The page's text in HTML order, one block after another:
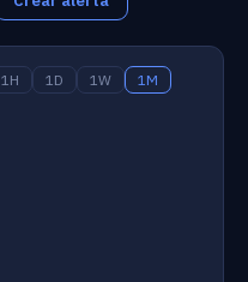
1H 1D 1W
1M